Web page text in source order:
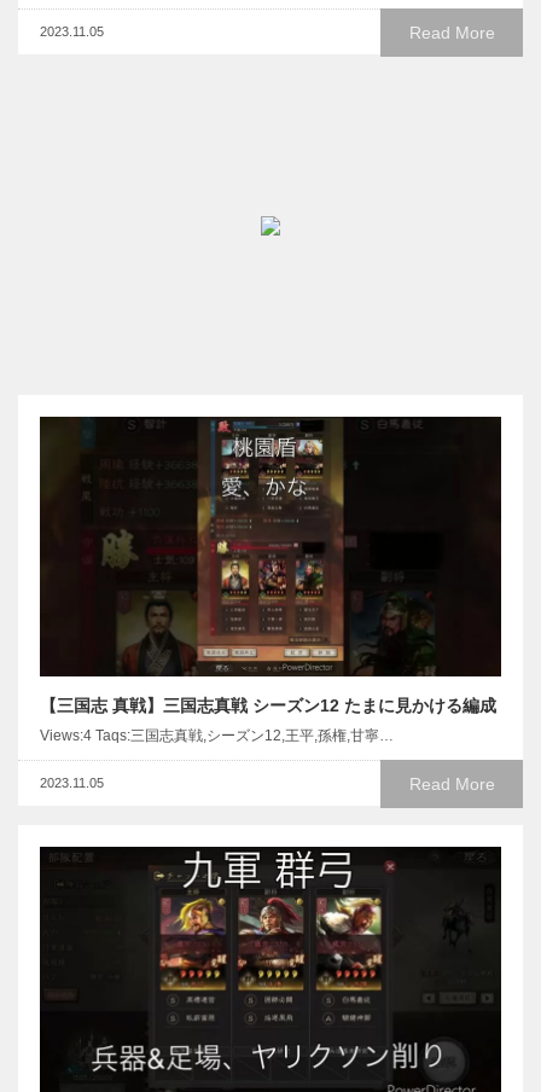
Read More
2023.11.05
【三国志 真戦】三国志真戦 シーズン12 たまに見かける編成
Views:4 Taqs:三国志真戦,シーズン12,王平,孫権,甘寧…
Read More
2023.11.05